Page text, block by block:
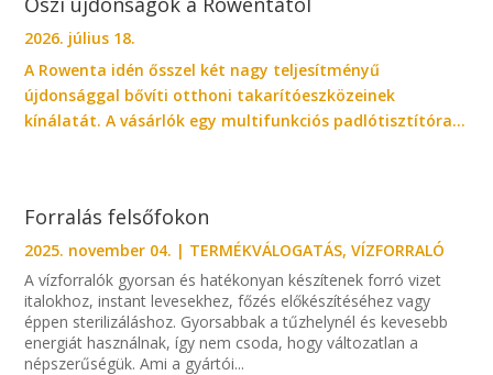
2026. július 18.
A Rowenta idén ősszel két nagy teljesítményű
újdonsággal bővíti otthoni takarítóeszközeinek
kínálatát. A vásárlók egy multifunkciós padlótisztítóra...
Forralás felsőfokon
2025. november 04. | TERMÉKVÁLOGATÁS,VÍZFORRALÓ
A vízforralók gyorsan és hatékonyan készítenek forró vizet
italokhoz, instant levesekhez, főzés előkészítéséhez vagy
éppen sterilizáláshoz. Gyorsabbak a tűzhelynél és kevesebb
energiát használnak, így nem csoda, hogy változatlan a
népszerűségük. Ami a gyártói...